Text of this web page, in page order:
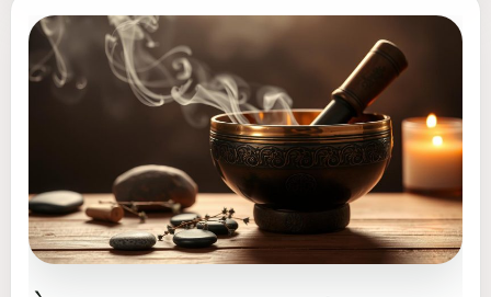
À
quoi
sert
tibétain
et
comment
l’utiliser